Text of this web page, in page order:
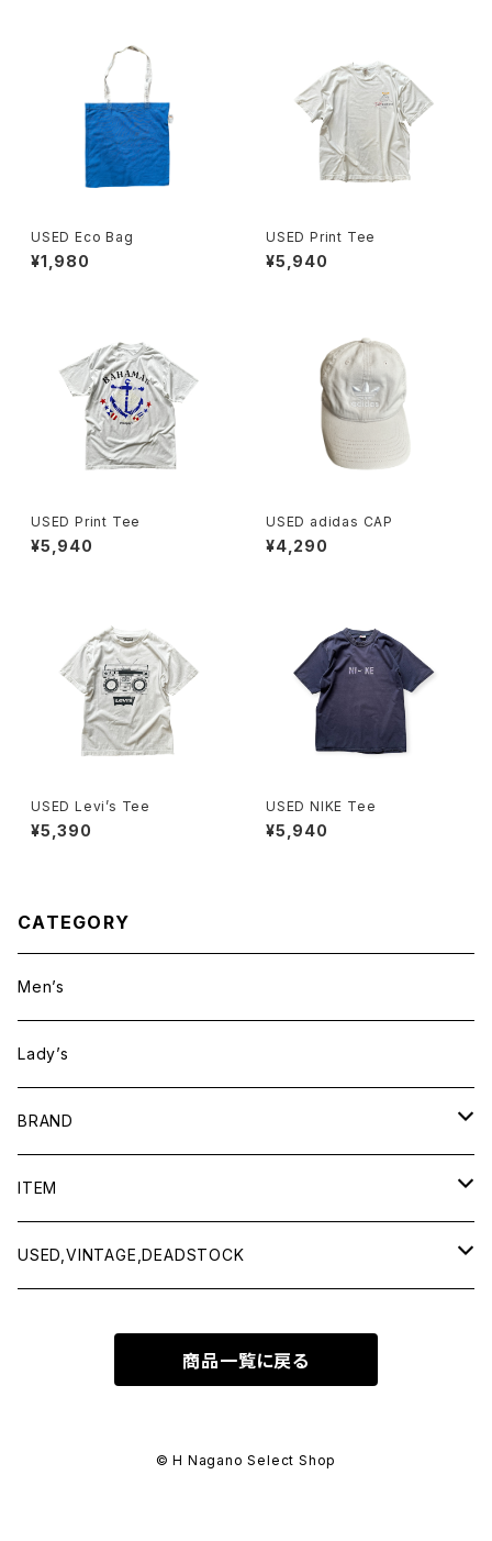
USED Eco Bag
¥1,980
USED Print Tee
¥5,940
USED Print Tee
¥5,940
USED adidas CAP
¥4,290
USED Levi’s Tee
¥5,390
USED NIKE Tee
¥5,940
CATEGORY
Men’s
Lady’s
BRAND
BAICYCLON by bagjack
Baserange
ITEM
Men
USED,VINTAGE,DEADSTOCK
商品一覧に戻る
© H Nagano Select Shop